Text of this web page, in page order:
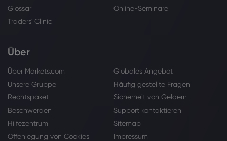
Glossar
Online-Seminare
Traders' Clinic
Über
Über Markets.com
Globales Angebot
Unsere Gruppe
Häufig gestellte Fragen
Rechtspaket
Sicherheit von Geldern
Beschwerden
Support kontaktieren
Hilfezentrum
Sitemap
Offenlegung von Cookies
Impressum